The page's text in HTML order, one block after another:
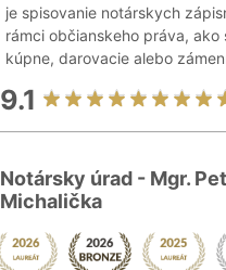
je spisovanie notárskych
rámci občianskeho práva, ako
kúpne, darovacie alebo
9.1
Notársky úrad - Mgr.
Michalička